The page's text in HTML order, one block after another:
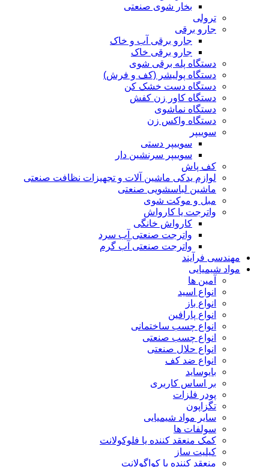
بخار شوی صنعتی
ترولی
جارو برقی
جارو برقی آب و خاک
جارو برقی خاک
دستگاه پله برقی شوی
دستگاه پولیشر (کف و فرش)
دستگاه دست خشک کن
دستگاه کاور زن کفش
دستگاه نماشوی
دستگاه واکس زن
سوییپر
سوییپر دستی
سوییپر سرنشین دار
کف پاش
لوازم یدکی ماشین آلات و تجهیزات نظافت صنعتی
ماشین لباسشویی صنعتی
مبل و موکت شوی
واترجت یا کارواش
کارواش خانگی
واترجت صنعتی آب سرد
واترجت صنعتی آب گرم
مهندسی فرآیند
مواد شیمیایی
آمین ها
انواع اسید
انواع باز
انواع پارافین
انواع چسب ساختمانی
انواع چسب صنعتی
انواع حلال صنعتی
انواع ضد کف
بایوساید
بر اساس کاربری
پودر فلزات
تگزاپون
سایر مواد شیمیایی
سولفات ها
کمک منعقد کننده یا فلوکولانت
کیلیت ساز
منعقد کننده یا کواگولانت